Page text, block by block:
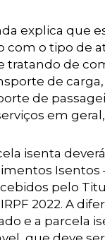
explica que
com o tipo de
tratando de
de
de
em geral,
isenta
Isentos
pelo
2022. A
e a parcela